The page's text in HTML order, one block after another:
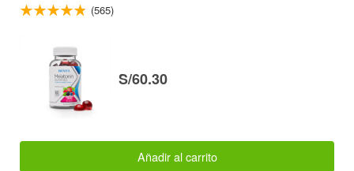
(565)
S/60.30
Añadir al carrito